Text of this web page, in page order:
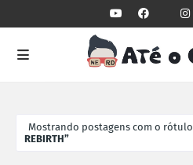
Mostrando postagens com o rótulo
REBIRTH